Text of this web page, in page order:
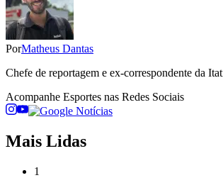
PorMatheus Dantas
Chefe de reportagem e ex-correspondente da
Acompanhe Esportes nas Redes Sociais
Mais Lidas
1